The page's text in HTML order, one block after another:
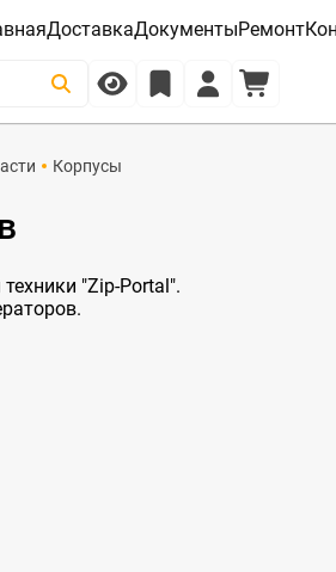
ДоставкаДокументыРемонт
Корпусы
"Zip-Portal".